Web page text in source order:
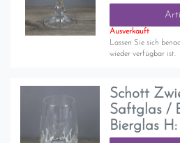
Ausverkauft
Lassen Sie sich
wieder verfügbar ist.
Schott
Saftglas /
Bierglas H: